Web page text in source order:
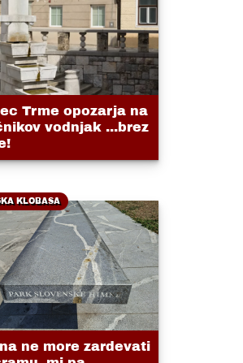
Trme opozarja na
vodnjak ...brez
KLOBASA
ne more zardevati